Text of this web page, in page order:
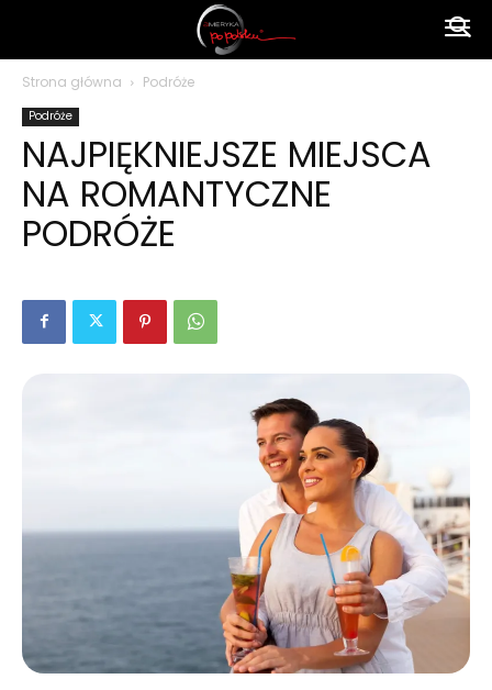
polsku
Strona główna Podróże
Podróże
NAJPIĘKNIEJSZE MIEJSCA
NA ROMANTYCZNE
PODRÓŻE